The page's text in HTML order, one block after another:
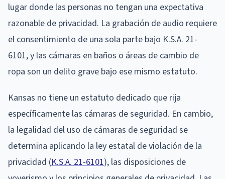
lugar donde las personas no tengan una expectativa
razonable de privacidad. La grabación de audio requiere
el consentimiento de una sola parte bajo K.S.A. 21-
6101, y las cámaras en baños o áreas de cambio de
ropa son un delito grave bajo ese mismo estatuto.
Kansas no tiene un estatuto dedicado que rija
específicamente las cámaras de seguridad. En cambio,
la legalidad del uso de cámaras de seguridad se
determina aplicando la ley estatal de violación de la
privacidad (K.S.A. 21-6101), las disposiciones de